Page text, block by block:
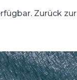
Zurück zur